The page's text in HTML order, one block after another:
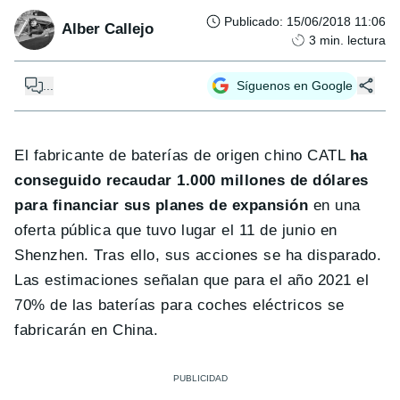
Alber Callejo Publicado: 15/06/2018 11:06
3 min. lectura
Síguenos en Google
El fabricante de baterías de origen chino CATL ha
conseguido recaudar 1.000 millones de dólares
para financiar sus planes de expansión en una
oferta pública que tuvo lugar el 11 de junio en
Shenzhen. Tras ello, sus acciones se ha disparado.
Las estimaciones señalan que para el año 2021 el
70% de las baterías para coches eléctricos se
fabricarán en China.